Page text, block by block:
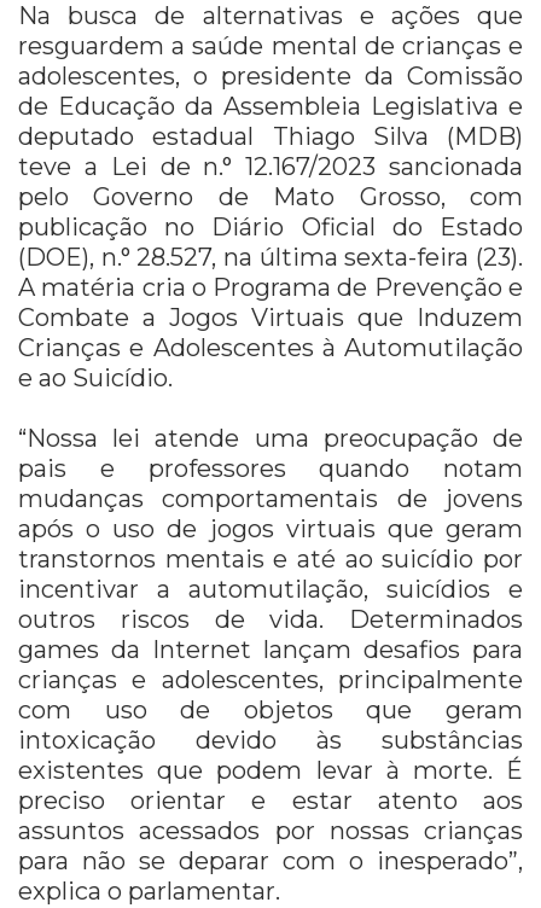
Na busca de alternativas e ações que
resguardem a saúde mental de crianças e
adolescentes, o presidente da Comissão
de Educação da Assembleia Legislativa e
deputado estadual Thiago Silva (MDB)
teve a Lei de n.° 12.167/2023 sancionada
pelo Governo de Mato Grosso, com
publicação no Diário Oficial do Estado
(DOE), n.° 28.527, na última sexta-feira (23).
A matéria cria o Programa de Prevenção e
Combate a Jogos Virtuais que Induzem
Crianças e Adolescentes à Automutilação
e ao Suicídio.
“Nossa lei atende uma preocupação de
pais e professores quando notam
mudanças comportamentais de jovens
após o uso de jogos virtuais que geram
transtornos mentais e até ao suicídio por
incentivar a automutilação, suicídios e
outros riscos de vida. Determinados
games da Internet lançam desafios para
crianças e adolescentes, principalmente
com uso de objetos que geram
intoxicação devido às substâncias
existentes que podem levar à morte. É
preciso orientar e estar atento aos
assuntos acessados por nossas crianças
para não se deparar com o inesperado”,
explica o parlamentar.